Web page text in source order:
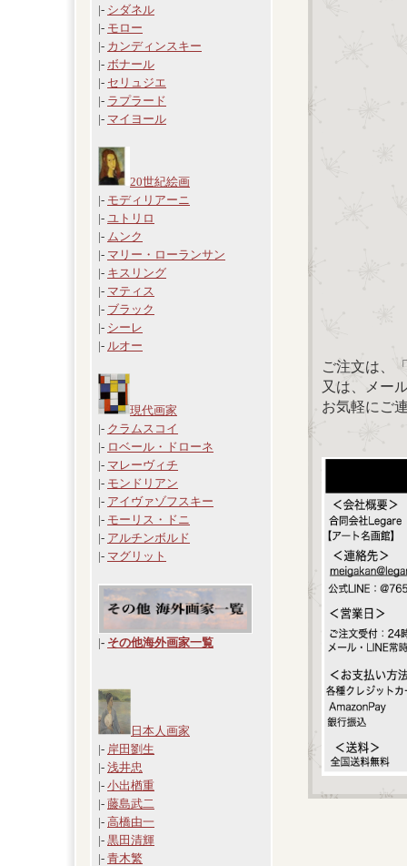
|- シダネル
|- モロー
|- カンディンスキー
|- ボナール
|- セリュジエ
|- ラプラード
|- マイヨール
20世紀絵画
|- モディリアーニ
|- ユトリロ
|- ムンク
|- マリー・ローランサン
|- キスリング
|- マティス
|- ブラック
|- シーレ
|- ルオー
現代画家
|- クラムスコイ
|- ロベール・ドローネ
|- マレーヴィチ
|- モンドリアン
|- アイヴァゾフスキー
|- モーリス・ドニ
|- アルチンボルド
|- マグリット
|- その他海外画家一覧
日本人画家
|- 岸田劉生
|- 浅井忠
|- 小出楢重
|- 藤島武二
|- 高橋由一
|- 黒田清輝
|- 青木繁
ご注文は、
又は、メー
お気軽にご